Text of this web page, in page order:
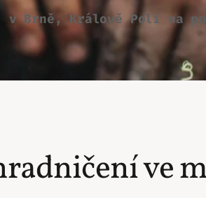
v Brně, Králově Poli na
ve